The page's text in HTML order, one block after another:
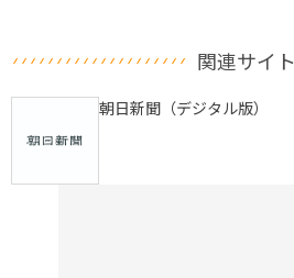
関連サイト
朝日新聞（デジタル版）